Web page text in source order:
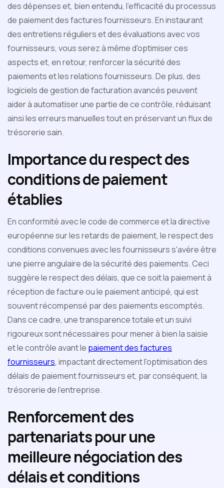
des dépenses et, bien entendu, l'efficacité du processus
de paiement des factures fournisseurs. En instaurant
des entretiens réguliers et des évaluations avec vos
fournisseurs, vous serez à même d'optimiser ces
aspects et, en retour, renforcer la sécurité des
paiements et les relations fournisseurs. De plus, des
logiciels de gestion de facturation avancés peuvent
aider à automatiser une partie de ce contrôle, réduisant
ainsi les erreurs manuelles tout en préservant un flux de
trésorerie sain.
Importance du respect des
conditions de paiement
établies
En conformité avec le code de commerce et la directive
européenne sur les retards de paiement, le respect des
conditions convenues avec les fournisseurs s'avère être
une pierre angulaire de la sécurité des paiements. Ceci
suggère le respect des délais, que ce soit la paiement à
réception de facture ou le paiement anticipé, qui est
souvent récompensé par des paiements escomptés.
Dans ce cadre, une transparence totale et un suivi
rigoureux sont nécessaires pour mener à bien la saisie
et le contrôle avant le paiement des factures
fournisseurs, impactant directement l'optimisation des
délais de paiement fournisseurs et, par conséquent, la
trésorerie de l'entreprise.
Renforcement des
partenariats pour une
meilleure négociation des
délais et conditions